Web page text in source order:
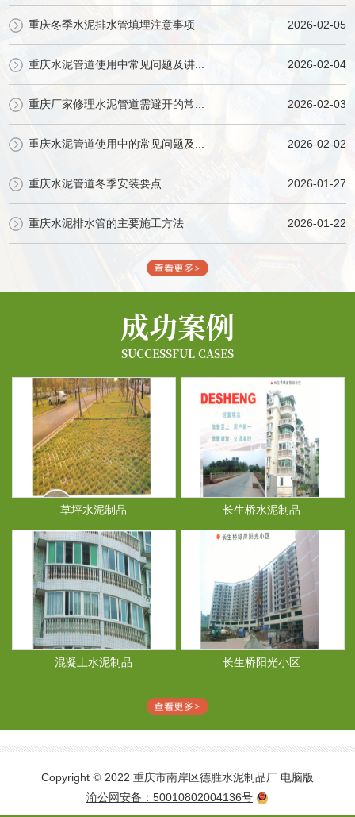
重庆冬季水泥排水管填埋注意事项 2026-02-05
重庆水泥管道使用中常见问题及讲... 2026-02-04
重庆厂家修理水泥管道需避开的常... 2026-02-03
重庆水泥管道使用中的常见问题及... 2026-02-02
重庆水泥管道冬季安装要点 2026-01-27
重庆水泥排水管的主要施工方法 2026-01-22
成功案例
SUCCESSFUL CASES
草坪水泥制品 长生桥水泥制品
混凝土水泥制品 长生桥阳光小区
Copyright © 2022 重庆市南岸区德胜水泥制品厂 电脑版
渝公网安备：50010802004136号